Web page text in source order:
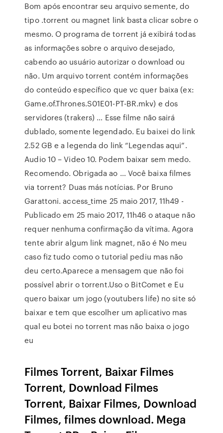
Bom após encontrar seu arquivo semente, do
tipo .torrent ou magnet link basta clicar sobre o
mesmo. O programa de torrent já exibirá todas
as informações sobre o arquivo desejado,
cabendo ao usuário autorizar o download ou
não. Um arquivo torrent contém informações
do conteúdo específico que vc quer baixa (ex:
Game.of.Thrones.S01E01-PT-BR.mkv) e dos
servidores (trakers) … Esse filme não sairá
dublado, somente legendado. Eu baixei do link
2.52 GB e a legenda do link “Legendas aqui”.
Audio 10 – Video 10. Podem baixar sem medo.
Recomendo. Obrigada ao … Você baixa filmes
via torrent? Duas más notícias. Por Bruno
Garattoni. access_time 25 maio 2017, 11h49 -
Publicado em 25 maio 2017, 11h46 o ataque não
requer nenhuma confirmação da vítima. Agora
tente abrir algum link magnet, não é No meu
caso fiz tudo como o tutorial pediu mas não
deu certo.Aparece a mensagem que não foi
possível abrir o torrent.Uso o BitComet e Eu
quero baixar um jogo (youtubers life) no site só
baixar e tem que escolher um aplicativo mas
qual eu botei no torrent mas não baixa o jogo
eu
Filmes Torrent, Baixar Filmes
Torrent, Download Filmes
Torrent, Baixar Filmes, Download
Filmes, filmes download. Mega